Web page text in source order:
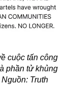
cuộc tấn công
phần tử khủng
Truth